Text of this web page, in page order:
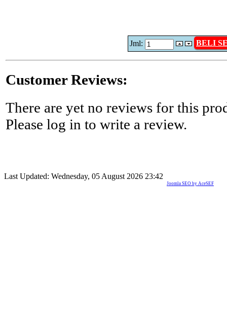
Jml: BELI
Customer Reviews:
There are yet no reviews for this
Please log in to write a review.
Last Updated: Wednesday, 05 August 2026 23:42
Joomla SEO by AceSEF